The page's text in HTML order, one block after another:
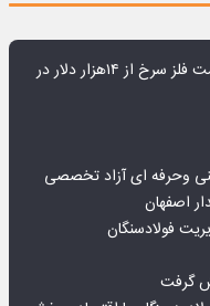
تداوم صعود مس در بازارهای جهانی؛ قیمت فلز سرخ از ۱۴هزار دلار در
وحرفه ای آزاد تخصصی
اصفهان
فولادسنگان
گرفت